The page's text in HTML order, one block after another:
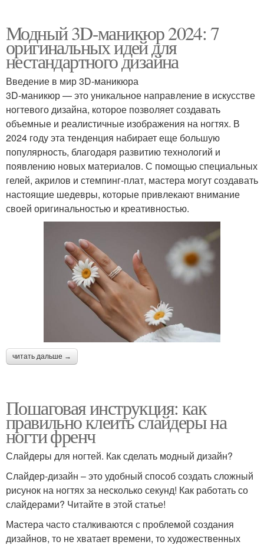
Модный 3D-маникюр 2024: 7
оригинальных идей для
нестандартного дизайна
Введение в мир 3D-маникюра
3D-маникюр — это уникальное направление в искусстве
ногтевого дизайна, которое позволяет создавать
объемные и реалистичные изображения на ногтях. В
2024 году эта тенденция набирает еще большую
популярность, благодаря развитию технологий и
появлению новых материалов. С помощью специальных
гелей, акрилов и стемпинг-плат, мастера могут создавать
настоящие шедевры, которые привлекают внимание
своей оригинальностью и креативностью.
читать дальше →
Пошаговая инструкция: как
правильно клеить слайдеры на
ногти френч
Слайдеры для ногтей. Как сделать модный дизайн?
Слайдер-дизайн – это удобный способ создать сложный
рисунок на ногтях за несколько секунд! Как работать со
слайдерами? Читайте в этой статье!
Мастера часто сталкиваются с проблемой создания
дизайнов, то не хватает времени, то художественных